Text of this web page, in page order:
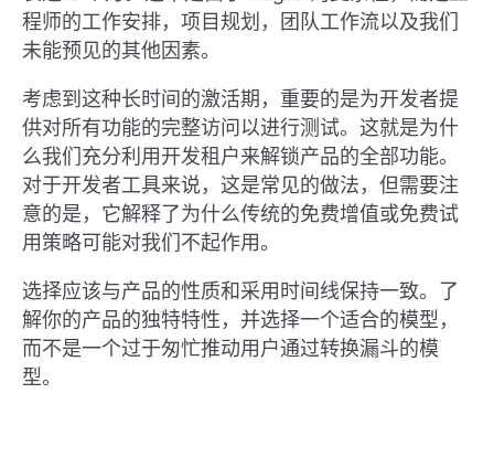
程师的工作安排，项目规划，团队工作流以及我们
未能预见的其他因素。
考虑到这种长时间的激活期，重要的是为开发者提
供对所有功能的完整访问以进行测试。这就是为什
么我们充分利用开发租户来解锁产品的全部功能。
对于开发者工具来说，这是常见的做法，但需要注
意的是，它解释了为什么传统的免费增值或免费试
用策略可能对我们不起作用。
选择应该与产品的性质和采用时间线保持一致。了
解你的产品的独特特性，并选择一个适合的模型，
而不是一个过于匆忙推动用户通过转换漏斗的模
型。